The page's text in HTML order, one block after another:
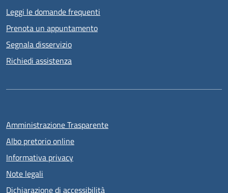
Leggi le domande frequenti
Prenota un appuntamento
Segnala disservizio
Richiedi assistenza
Amministrazione Trasparente
Albo pretorio online
Informativa privacy
Note legali
Dichiarazione di accessibilità